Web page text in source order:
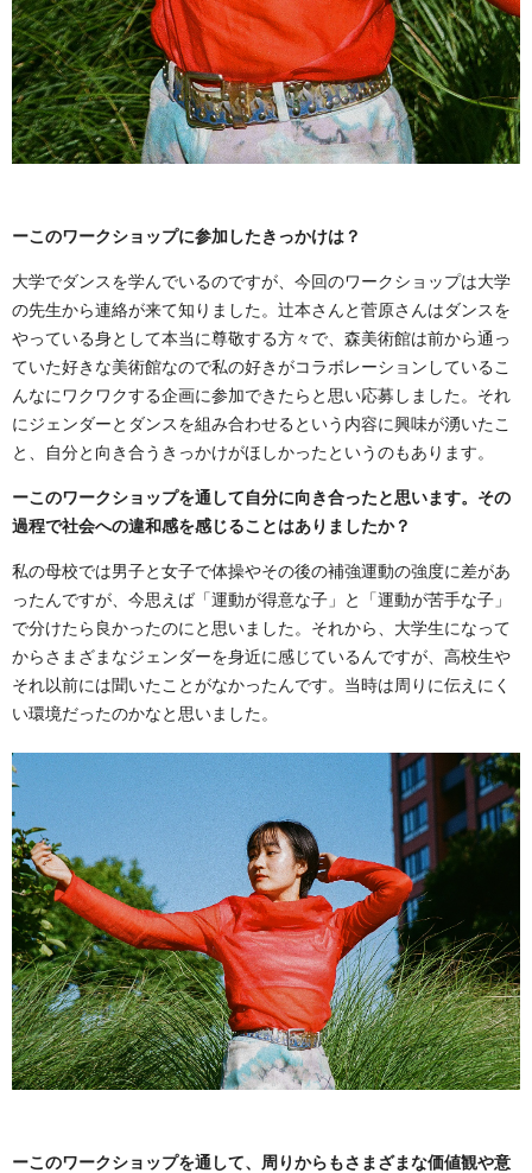
ーこのワークショップに参加したきっかけは？
大学でダンスを学んでいるのですが、今回のワークショップは大学
の先生から連絡が来て知りました。辻󠄀本さんと菅原さんはダンスを
やっている身として本当に尊敬する方々で、森美術館は前から通っ
ていた好きな美術館なので私の好きがコラボレーションしているこ
んなにワクワクする企画に参加できたらと思い応募しました。それ
にジェンダーとダンスを組み合わせるという内容に興味が湧いたこ
と、自分と向き合うきっかけがほしかったというのもあります。
ーこのワークショップを通して自分に向き合ったと思います。その
過程で社会への違和感を感じることはありましたか？
私の母校では男子と女子で体操やその後の補強運動の強度に差があ
ったんですが、今思えば「運動が得意な子」と「運動が苦手な子」
で分けたら良かったのにと思いました。それから、大学生になって
からさまざまなジェンダーを身近に感じているんですが、高校生や
それ以前には聞いたことがなかったんです。当時は周りに伝えにく
い環境だったのかなと思いました。
ーこのワークショップを通して、周りからもさまざまな価値観や意